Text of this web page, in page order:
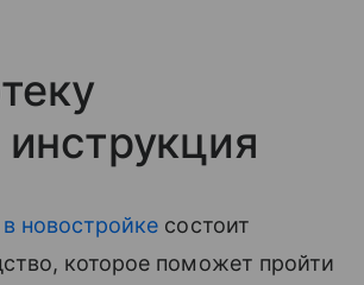
новостройке состоит
которое поможет пройти